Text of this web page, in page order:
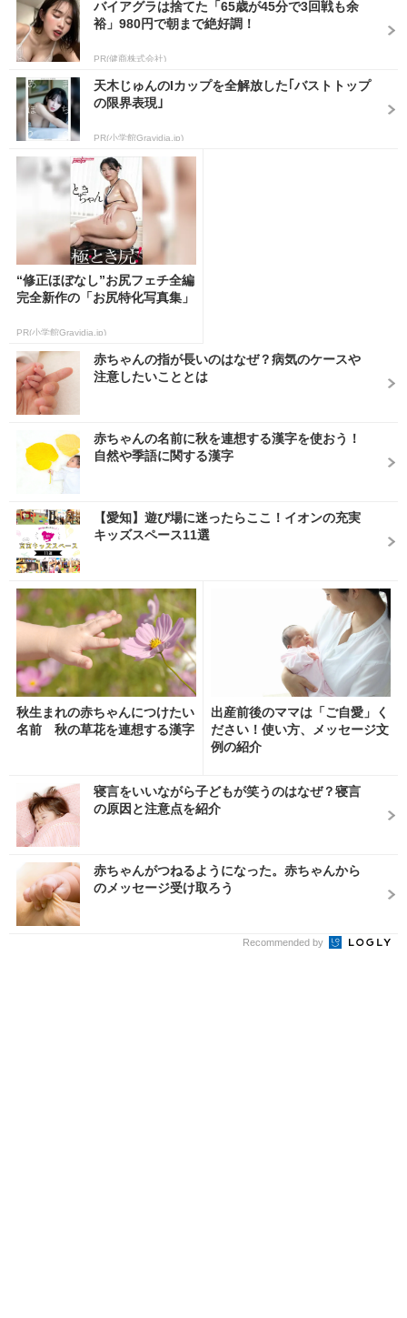
バイアグラは捨てた「65歳が45分で3回戦も余
裕」980円で朝まで絶好調！
PR(健商株式会社)
天木じゅんのIカップを全解放した｢バストトップ
の限界表現｣
PR(小学館Gravidia.jp)
“修正ほぼなし”お尻フェチ全編
完全新作の「お尻特化写真集」
PR(小学館Gravidia.jp)
赤ちゃんの指が長いのはなぜ？病気のケースや
注意したいこととは
赤ちゃんの名前に秋を連想する漢字を使おう！
自然や季語に関する漢字
【愛知】遊び場に迷ったらここ！イオンの充実
キッズスペース11選
秋生まれの赤ちゃんにつけたい
名前 秋の草花を連想する漢字
出産前後のママは「ご自愛」く
ださい！使い方、メッセージ文
例の紹介
寝言をいいながら子どもが笑うのはなぜ？寝言
の原因と注意点を紹介
赤ちゃんがつねるようになった。赤ちゃんから
のメッセージ受け取ろう
Recommended by